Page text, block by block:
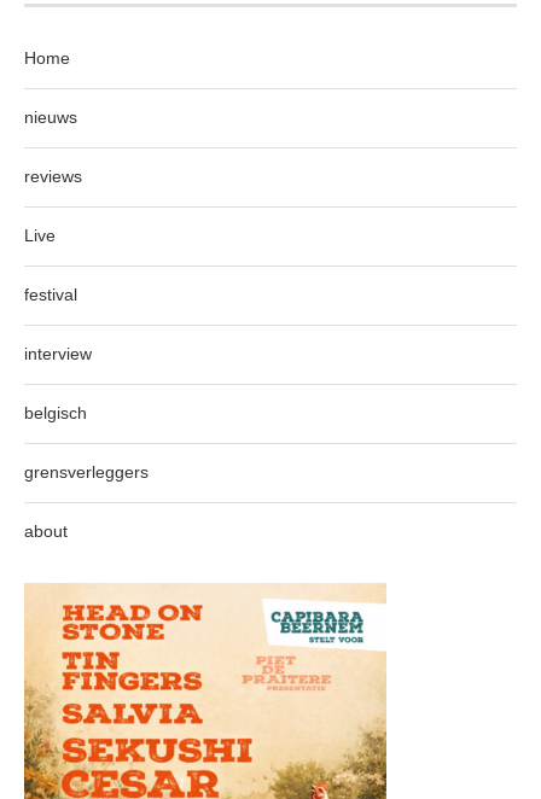
Home
nieuws
reviews
Live
festival
interview
belgisch
grensverleggers
about